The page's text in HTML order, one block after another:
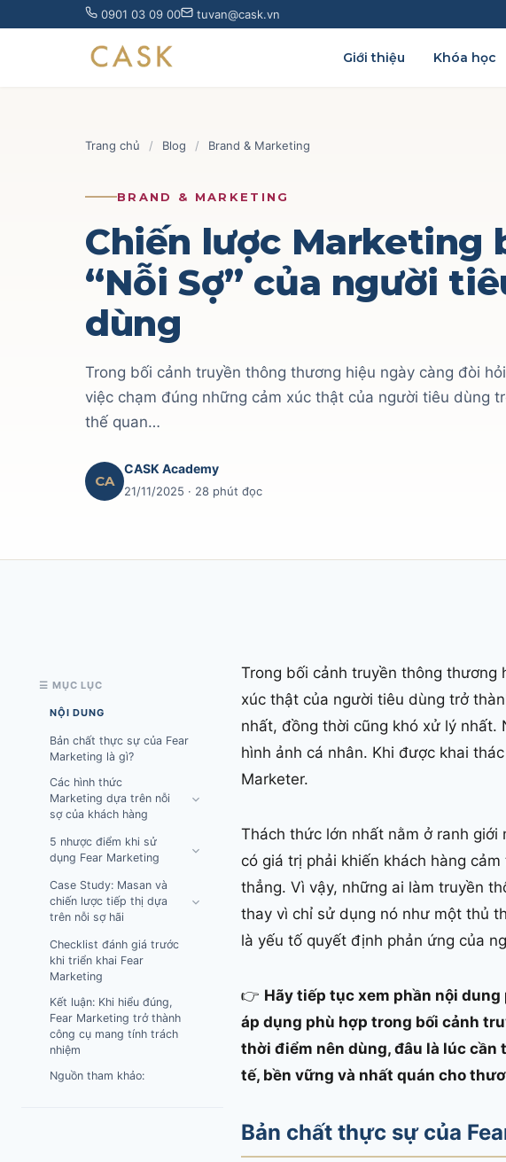
0901 03 09 00 tuvan@cask.vn
Giới thiệu Khóa học
Trang chủ / Blog / Brand & Marketing
BRAND & MARKETING
Chiến lược Marketing
“Nỗi Sợ” của người
dùng
Trong bối cảnh truyền thông thương hiệu ngày càng đòi
việc chạm đúng những cảm xúc thật của người tiêu dùng
thế quan…
CA
CASK Academy
21/11/2025 · 28 phút đọc
☰ MỤC LỤC
NỘI DUNG
Bản chất thực sự của Fear
Marketing là gì?
Các hình thức
Marketing dựa trên nỗi
sợ của khách hàng
5 nhược điểm khi sử
dụng Fear Marketing
Case Study: Masan và
chiến lược tiếp thị dựa
trên nỗi sợ hãi
Checklist đánh giá trước
khi triển khai Fear
Marketing
Kết luận: Khi hiểu đúng,
Fear Marketing trở thành
công cụ mang tính trách
nhiệm
Nguồn tham khảo:
Trong bối cảnh truyền thông thương
xúc thật của người tiêu dùng trở
nhất, đồng thời cũng khó xử lý
hình ảnh cá nhân. Khi được khai
Marketer.
Thách thức lớn nhất nằm ở ranh
có giá trị phải khiến khách hàng
thẳng. Vì vậy, những ai làm truyền
thay vì chỉ sử dụng nó như một thủ
là yếu tố quyết định phản ứng của
👉 Hãy tiếp tục xem phần nội
áp dụng phù hợp trong bối cảnh
thời điểm nên dùng, đâu là lúc
tế, bền vững và nhất quán cho
Bản chất thực sự của